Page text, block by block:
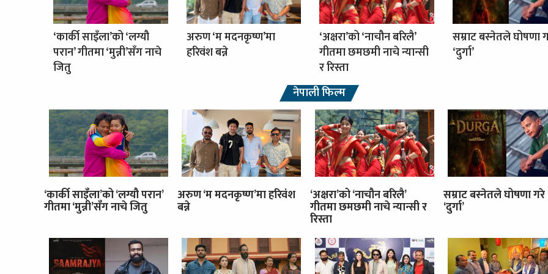
‘कार्की साइँला’को ‘लग्यौ
परान’ गीतमा ‘मुन्नी’सँग नाचे
जितु
अरुण ‘म मदनकृष्ण’मा
हरिवंश बन्ने
‘अक्षरा’को ‘नाचौन बरिलै’
गीतमा छमछमी नाचे न्यान्सी
र रिस्ता
सम्राट बस्नेतले घोषणा
‘दुर्गा’
नेपाली फिल्म
‘कार्की साइँला’को ‘लग्यौ परान’
गीतमा ‘मुन्नी’सँग नाचे जितु
अरुण ‘म मदनकृष्ण’मा हरिवंश
बन्ने
‘अक्षरा’को ‘नाचौन बरिलै’
गीतमा छमछमी नाचे न्यान्सी र
रिस्ता
सम्राट बस्नेतले घोषणा गरे
‘दुर्गा’